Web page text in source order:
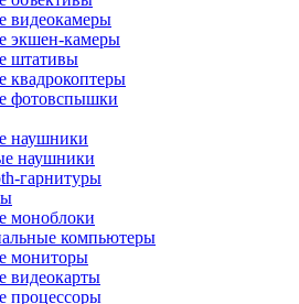
видеокамеры
экшен-камеры
штативы
квадрокоптеры
фотовспышки
наушники
наушники
гарнитуры
моноблоки
компьютеры
мониторы
видеокарты
процессоры